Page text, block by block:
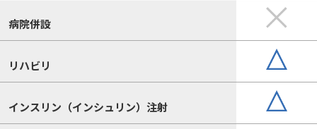
病院併設
リハビリ
インスリン（インシュリン）注射